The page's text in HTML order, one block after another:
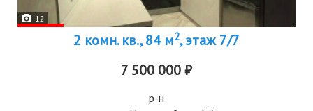
12
2 комн. кв., 84 м2, этаж 7/7
7 500 000 ₽
р-н